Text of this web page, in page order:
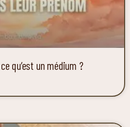
qu’est un médium ?